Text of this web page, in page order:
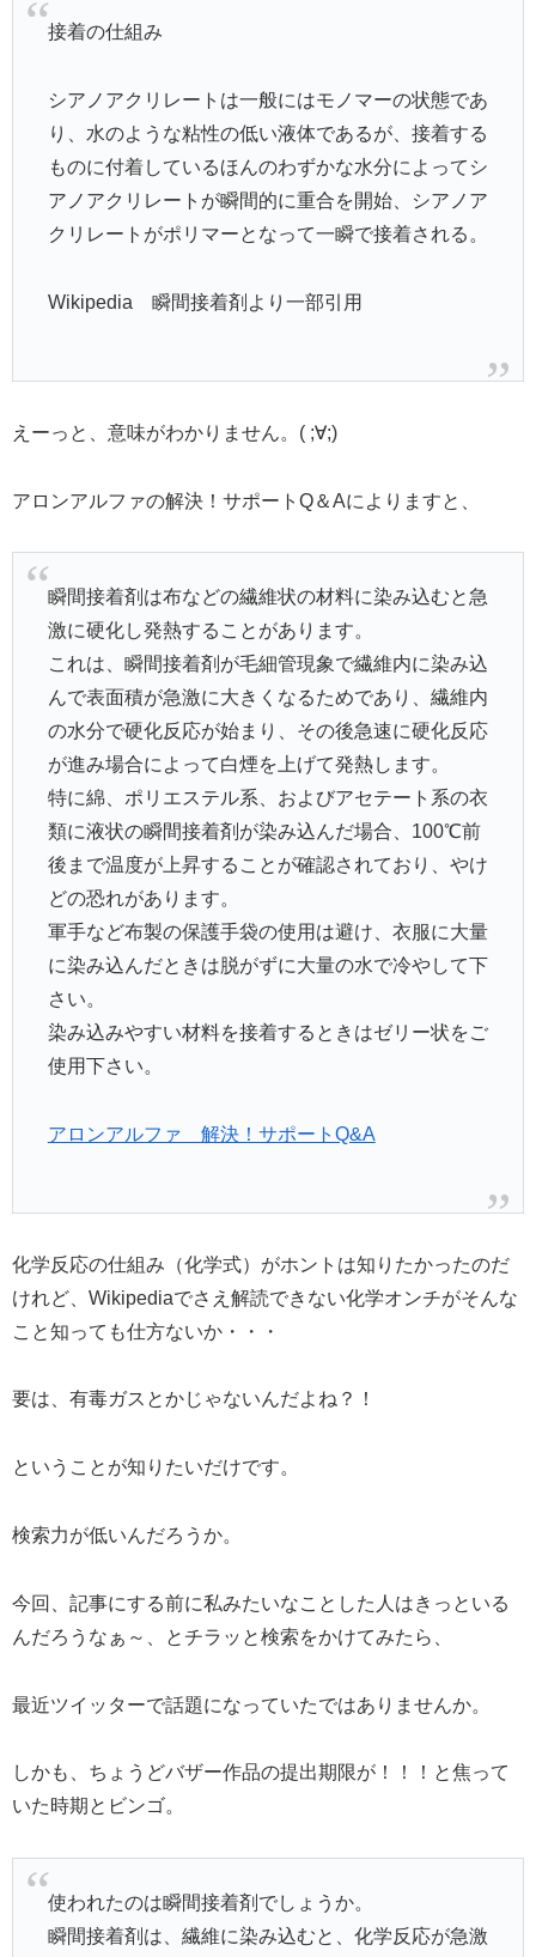
接着の仕組み
シアノアクリレートは一般にはモノマーの状態であ
り、水のような粘性の低い液体であるが、接着する
ものに付着しているほんのわずかな水分によってシ
アノアクリレートが瞬間的に重合を開始、シアノア
クリレートがポリマーとなって一瞬で接着される。
Wikipedia 瞬間接着剤より一部引用
えーっと、意味がわかりません。( ;∀;)
アロンアルファの解決！サポートQ＆Aによりますと、
瞬間接着剤は布などの繊維状の材料に染み込むと急
激に硬化し発熱することがあります。
これは、瞬間接着剤が毛細管現象で繊維内に染み込
んで表面積が急激に大きくなるためであり、繊維内
の水分で硬化反応が始まり、その後急速に硬化反応
が進み場合によって白煙を上げて発熱します。
特に綿、ポリエステル系、およびアセテート系の衣
類に液状の瞬間接着剤が染み込んだ場合、100℃前
後まで温度が上昇することが確認されており、やけ
どの恐れがあります。
軍手など布製の保護手袋の使用は避け、衣服に大量
に染み込んだときは脱がずに大量の水で冷やして下
さい。
染み込みやすい材料を接着するときはゼリー状をご
使用下さい。
アロンアルファ 解決！サポートQ&A
化学反応の仕組み（化学式）がホントは知りたかったのだ
けれど、Wikipediaでさえ解読できない化学オンチがそんな
こと知っても仕方ないか・・・
要は、有毒ガスとかじゃないんだよね？！
ということが知りたいだけです。
検索力が低いんだろうか。
今回、記事にする前に私みたいなことした人はきっといる
んだろうなぁ～、とチラッと検索をかけてみたら、
最近ツイッターで話題になっていたではありませんか。
しかも、ちょうどバザー作品の提出期限が！！！と焦って
いた時期とビンゴ。
使われたのは瞬間接着剤でしょうか。
瞬間接着剤は、繊維に染み込むと、化学反応が急激